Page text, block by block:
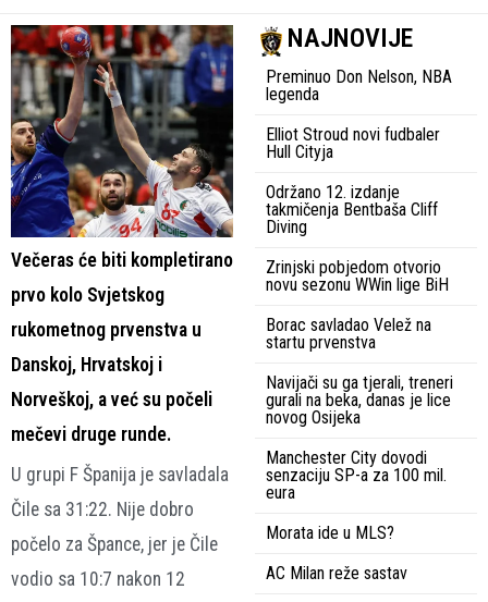
Večeras će biti kompletirano
prvo kolo Svjetskog
rukometnog prvenstva u
Danskoj, Hrvatskoj i
Norveškoj, a već su počeli
mečevi druge runde.
U grupi F Španija je savladala
Čile sa 31:22. Nije dobro
počelo za Špance, jer je Čile
vodio sa 10:7 nakon 12
NAJNOVIJE
Preminuo Don Nelson, NBA
legenda
Elliot Stroud novi fudbaler
Hull Cityja
Održano 12. izdanje
takmičenja Bentbaša Cliff
Diving
Zrinjski pobjedom otvorio
novu sezonu WWin lige BiH
Borac savladao Velež na
startu prvenstva
Navijači su ga tjerali, treneri
gurali na beka, danas je lice
novog Osijeka
Manchester City dovodi
senzaciju SP-a za 100 mil.
eura
Morata ide u MLS?
AC Milan reže sastav